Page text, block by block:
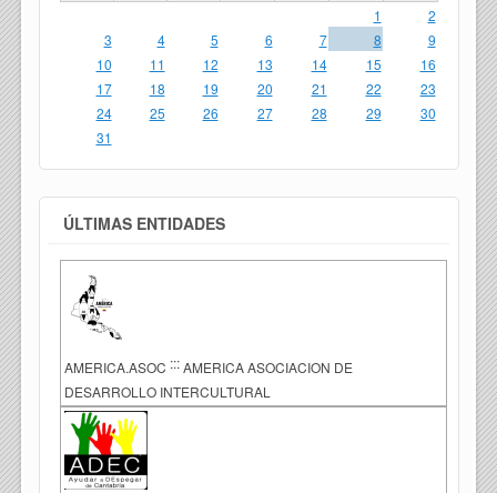
1
2
3
4 5 6 7 8
9
10
11 12 13 14 15
16
17
18 19 20 21 22
23
24
25 26 27 28 29
30
31
ÚLTIMAS ENTIDADES
AMERICA.ASOC ::: AMERICA ASOCIACION DE
DESARROLLO INTERCULTURAL